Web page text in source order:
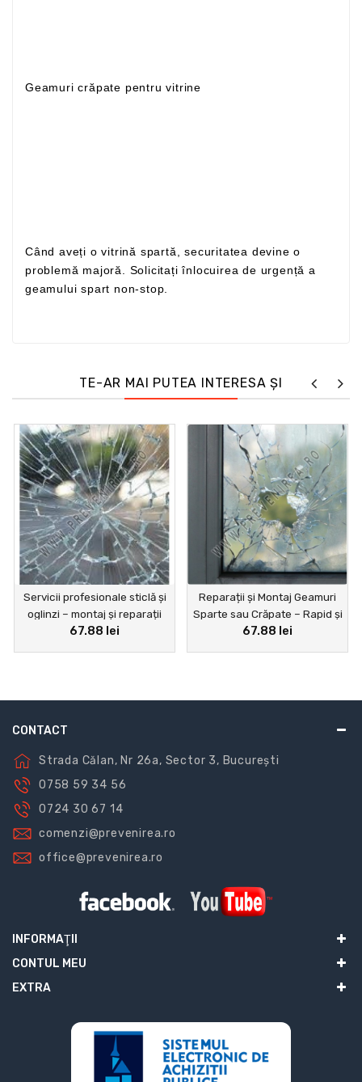
Geamuri crăpate pentru vitrine
Când aveți o vitrină spartă, securitatea devine o
problemă majoră. Solicitați înlocuirea de urgență a
geamului spart non-stop.
TE-AR MAI PUTEA INTERESA ȘI
Servicii profesionale sticlă și
oglinzi – montaj și reparații
ferestre și uși
67.88 lei
Reparații și Montaj Geamuri
Sparte sau Crăpate – Rapid și
Profesional
67.88 lei
CONTACT
Strada Călan, Nr 26a, Sector 3, București
0758 59 34 56
0724 30 67 14
comenzi@prevenirea.ro
office@prevenirea.ro
INFORMAŢII
CONTUL MEU
EXTRA